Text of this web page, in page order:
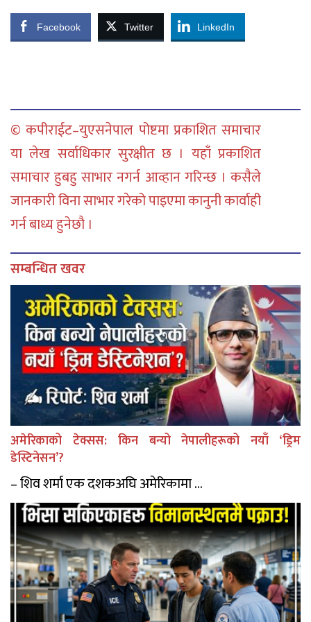
Facebook Twitter LinkedIn
© कपीराईट–युएसनेपाल पोष्टमा प्रकाशित समाचार
या लेख सर्वाधिकार सुरक्षीत छ । यहाँ प्रकाशित
समाचार हुबहु साभार नगर्न आव्हान गरिन्छ । कसैले
जानकारी विना साभार गरेको पाइएमा कानुनी कार्वाही
गर्न बाध्य हुनेछौ ।
सम्बन्धित खवर
अमेरिकाको टेक्सस: किन बन्यो नेपालीहरूको नयाँ ‘ड्रिम
डेस्टिनेसन’?
– शिव शर्मा एक दशकअघि अमेरिकामा ...